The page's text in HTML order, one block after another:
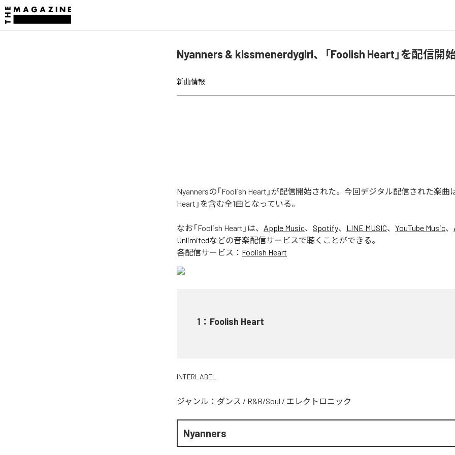
Nyanners & kissmenerdygirl、「Foolish Heart」を配信開
新曲情報
Nyannersの「Foolish Heart」が配信開始された。今回デジタル配信された楽曲
Heart」を含む全1曲となっている。
なお「Foolish Heart 」は、 Apple Music、 Spotify、 LINE MUSIC、 YouTube Music、
Unlimitedなどの音楽配信サービスで聴くことができる。
各配信サービス： Foolish Heart
1 ： Foolish Heart
INTERLABEL
ジャンル： ダンス / R&B/Soul / エレクトロニック
Nyanners